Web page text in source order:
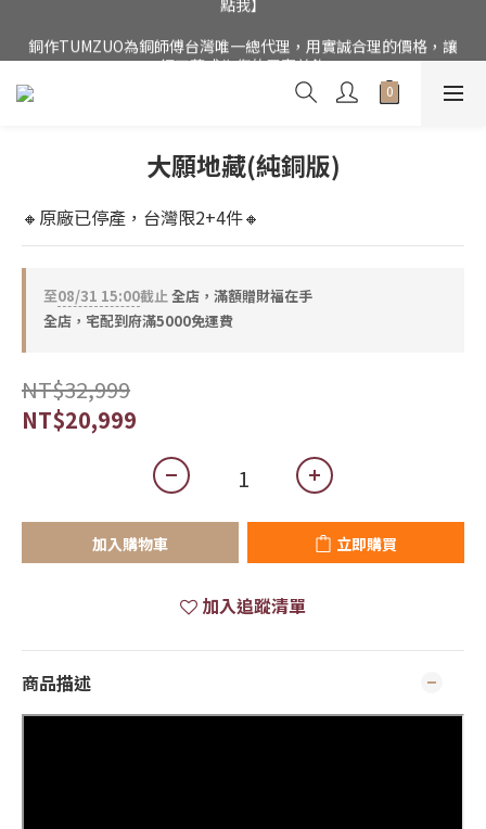
銅工藝成為您的居家美飾
公司電話(02)27852017，門市為預約制【請點我】
大願地藏(純銅版)
🔸原廠已停產，台灣限2+4件🔸
至08/31 15:00截止全店，滿額贈財福在手
全店，宅配到府滿5000免運費
NT$32,999
NT$20,999
加入購物車 立即購買
加入追蹤清單
商品描述